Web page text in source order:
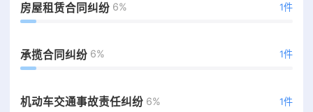
房屋租赁合同纠纷 6% 1件
承揽合同纠纷 6% 1件
机动车交通事故责任纠纷 6% 1件